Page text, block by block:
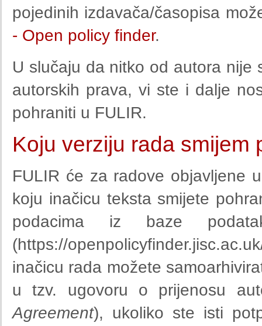
pojedinih izdavača/časopisa
- Open policy finder.
U slučaju da nitko od autora nije
autorskih prava, vi ste i dalje
pohraniti u FULIR.
Koju verziju rada smijem
FULIR će za radove objavljene
koju inačicu teksta smijete
podacima iz baze
(https://
inačicu rada možete
u tzv. ugovoru o prijenosu
Agreement), ukoliko ste isti